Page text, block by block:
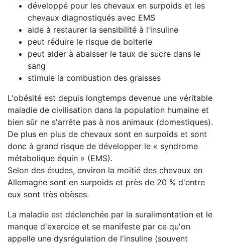
développé pour les chevaux en surpoids et les
chevaux diagnostiqués avec EMS
aide à restaurer la sensibilité à l'insuline
peut réduire le risque de boiterie
peut aider à abaisser le taux de sucre dans le
sang
stimule la combustion des graisses
L'obésité est depuis longtemps devenue une véritable
maladie de civilisation dans la population humaine et
bien sûr ne s'arrête pas à nos animaux (domestiques).
De plus en plus de chevaux sont en surpoids et sont
donc à grand risque de développer le « syndrome
métabolique équin » (EMS).
Selon des études, environ la moitié des chevaux en
Allemagne sont en surpoids et près de 20 % d'entre
eux sont très obèses.
La maladie est déclenchée par la suralimentation et le
manque d'exercice et se manifeste par ce qu'on
appelle une dysrégulation de l'insuline (souvent